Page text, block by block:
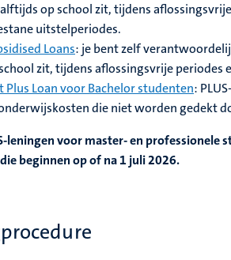
op school zit, tijdens
uitstelperiodes.
Loans: je bent zelf
zit, tijdens aflossingsvrije periodes
Plus Loan voor Bachelor studenten:
die niet worden gedekt
leningen voor master- en professionele
beginnen op of na 1 juli 2026.